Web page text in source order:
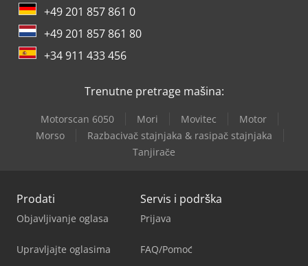
+49 201 857 861 0
+49 201 857 861 80
+34 911 433 456
Trenutne pretrage mašina:
Motorscan 6050 Mori Movitec
Motor
Morso
Razbacivač stajnjaka & rasipač stajnjaka
Tanjirače
Prodati
Objavljivanje oglasa
Upravljajte oglasima
Servis i podrška
Prijava
FAQ/Pomoć